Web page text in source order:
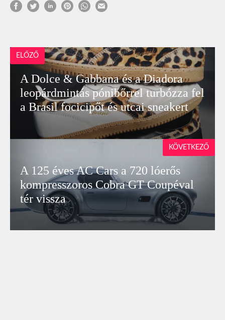
ELŐZŐ
A Dolce & Gabbana és a Diadora
leopárdmintás pónibőrrel turbózza fel
a Brasil focicipőt és utcai sneakert
A 125 éves AC Cars a 720 lóerős
kompresszoros Cobra GT Coupéval
tér vissza
KÖVETKEZŐ